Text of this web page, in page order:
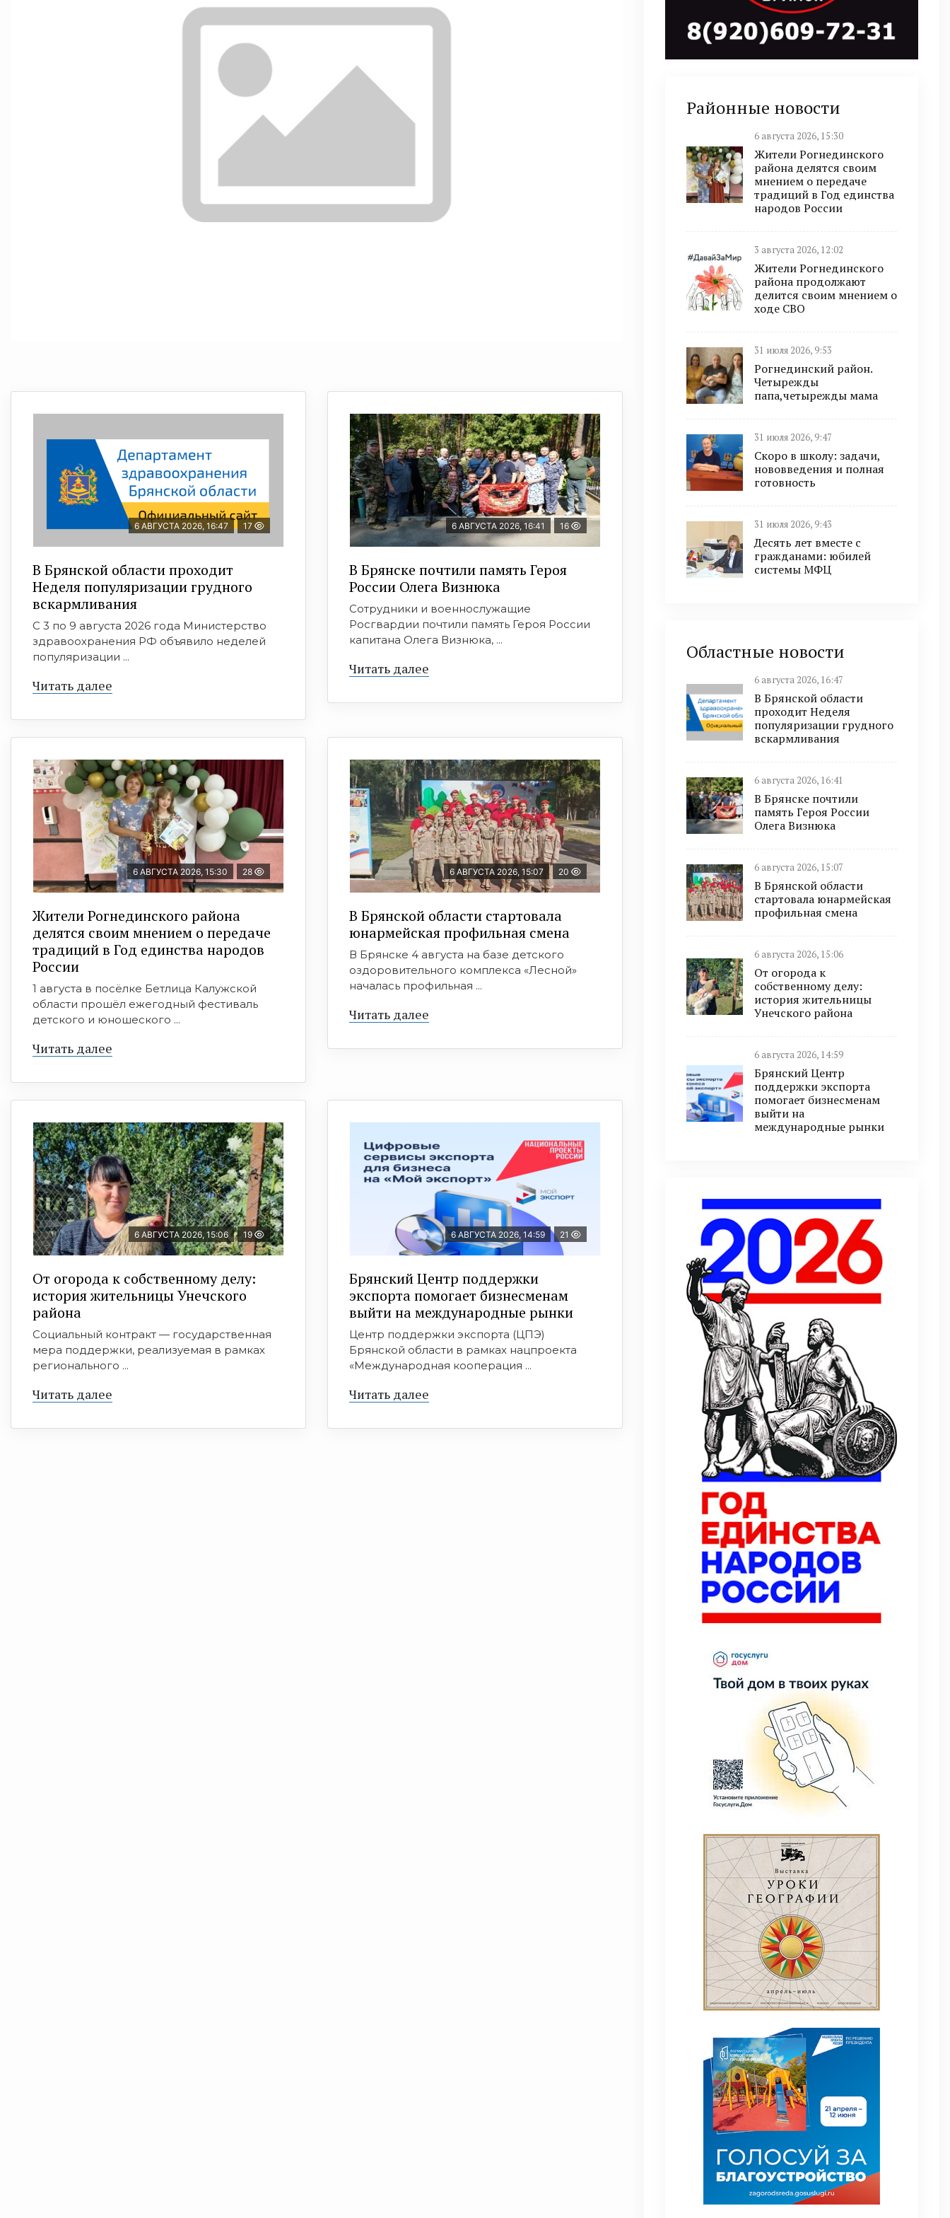
6 АВГУСТА 2026, 16:47 17
В Брянской области проходит
Неделя популяризации грудного
вскармливания
С 3 по 9 августа 2026 года Министерство
здравоохранения РФ объявило неделей
популяризации ...
Читать далее
6 АВГУСТА 2026, 16:41 16
В Брянске почтили память Героя
России Олега Визнюка
Сотрудники и военнослужащие
Росгвардии почтили память Героя России
капитана Олега Визнюка, ...
Читать далее
6 АВГУСТА 2026, 15:30 28
Жители Рогнединского района
делятся своим мнением о передаче
традиций в Год единства народов
России
1 августа в посёлке Бетлица Калужской
области прошёл ежегодный фестиваль
детского и юношеского ...
Читать далее
6 АВГУСТА 2026, 15:07 20
В Брянской области стартовала
юнармейская профильная смена
В Брянске 4 августа на базе детского
оздоровительного комплекса «Лесной»
началась профильная ...
Читать далее
6 АВГУСТА 2026, 15:06 19
От огорода к собственному делу:
история жительницы Унечского
района
Социальный контракт — государственная
мера поддержки, реализуемая в рамках
регионального ...
Читать далее
6 АВГУСТА 2026, 14:59 21
Брянский Центр поддержки
экспорта помогает бизнесменам
выйти на международные рынки
Центр поддержки экспорта (ЦПЭ)
Брянской области в рамках нацпроекта
«Международная кооперация ...
Читать далее
Районные новости
6 августа 2026, 15:30
Жители Рогнединского
района делятся своим
мнением о передаче
традиций в Год единства
народов России
3 августа 2026, 12:02
Жители Рогнединского
района продолжают
делится своим мнением о
ходе СВО
31 июля 2026, 9:53
Рогнединский район.
Четырежды
папа,четырежды мама
31 июля 2026, 9:47
Скоро в школу: задачи,
нововведения и полная
готовность
31 июля 2026, 9:43
Десять лет вместе с
гражданами: юбилей
системы МФЦ
Областные новости
6 августа 2026, 16:47
В Брянской области
проходит Неделя
популяризации грудного
вскармливания
6 августа 2026, 16:41
В Брянске почтили
память Героя России
Олега Визнюка
6 августа 2026, 15:07
В Брянской области
стартовала юнармейская
профильная смена
6 августа 2026, 15:06
От огорода к
собственному делу:
история жительницы
Унечского района
6 августа 2026, 14:59
Брянский Центр
поддержки экспорта
помогает бизнесменам
выйти на
международные рынки